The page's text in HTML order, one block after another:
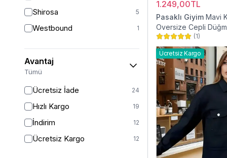
Shirosa 5
Westbound 1
Avantaj
Tümü
Ücretsiz İade 24
Hızlı Kargo 19
İndirim 12
Ücretsiz Kargo 12
1.249,00TL
Pasaklı Giyim Mavi
Oversize Cepli
Gömlek Ceket
(1)
Ücretsiz Kargo